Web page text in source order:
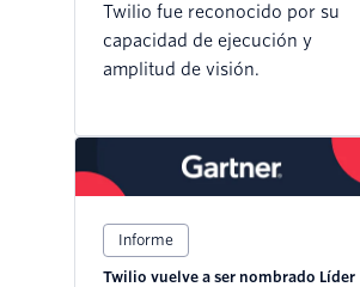
Twilio fue reconocido por su
capacidad de ejecución y
amplitud de visión.
Informe
Twilio vuelve a ser nombrado Líder